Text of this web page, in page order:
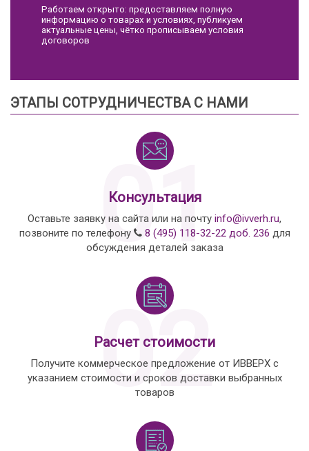
Работаем открыто: предоставляем полную
информацию о товарах и условиях, публикуем
актуальные цены, чётко прописываем условия
договоров
ЭТАПЫ СОТРУДНИЧЕСТВА С НАМИ
01
Консультация
Оставьте заявку на сайта или на почту info@ivverh.ru,
позвоните по телефону
8 (495) 118-32-22 доб. 236 для
обсуждения деталей заказа
02
Расчет стоимости
Получите коммерческое предложение от ИВВЕРХ с
указанием стоимости и сроков доставки выбранных
товаров